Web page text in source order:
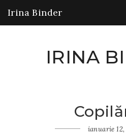
Irina Binder
IRINA
ianuarie 12,